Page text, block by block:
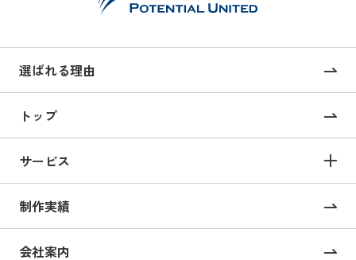
選ばれる理由
トップ
サービス
サービス TOP
サイト構築
コーポレートサイト制作
制作実績
会社案内